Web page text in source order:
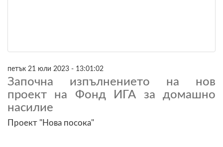
петък 21 юли 2023 - 13:01:02
Започна изпълнението на нов
проект на Фонд ИГА за домашно
насилие
Проект "Нова посока"